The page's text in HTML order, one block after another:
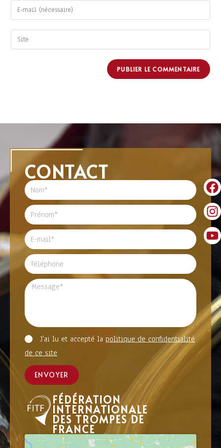
CONTACT
J'ai lu et accepté la politique de confidentialité
de ce site
ENVOYER
FÉDÉRATION
INTERNATIONALE
DES TROMPES DE
FRANCE